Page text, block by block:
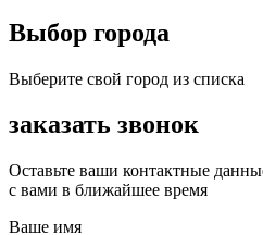
Выбор города
Выберите свой город из списка
заказать звонок
Оставьте ваши контактные
с вами в ближайшее время
Ваше имя